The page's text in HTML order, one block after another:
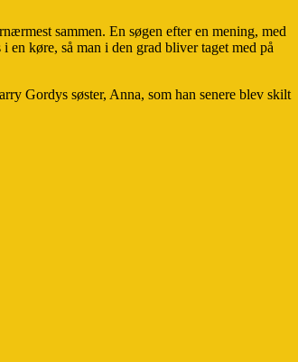
sammen. En søgen efter en mening, med
køre, så man i den grad bliver taget med på
Gordys søster, Anna, som han senere blev skilt